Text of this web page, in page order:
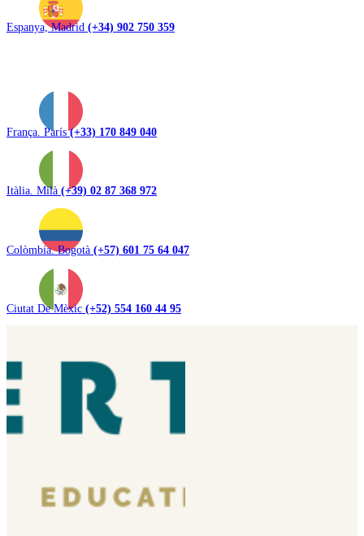
Espanya, Madrid (+34) 902 750 359
França. París(+33) 170 849 040
Itàlia. Milà (+39) 02 87 368 972
Colòmbia. Bogotà (+57) 601 75 64 047
Ciutat De Mèxic (+52) 554 160 44 95